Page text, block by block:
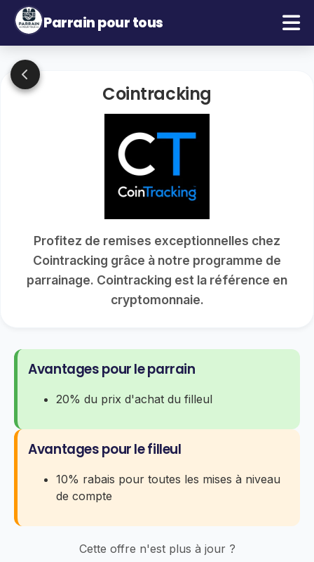
Parrain pour tous
Cointracking
Profitez de remises exceptionnelles chez
Cointracking grâce à notre programme de
parrainage. Cointracking est la référence en
cryptomonnaie.
Avantages pour le parrain
20% du prix d'achat du filleul
Avantages pour le filleul
10% rabais pour toutes les mises à niveau
de compte
Cette offre n'est plus à jour ?